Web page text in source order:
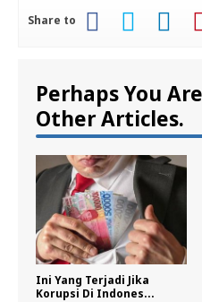
Share to
Perhaps You
Other Articles.
Ini Yang Terjadi Jika
Korupsi Di Indones...